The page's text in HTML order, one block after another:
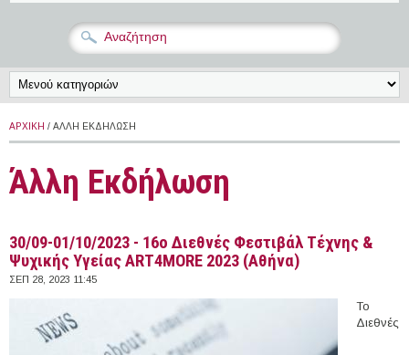
ΑΡΧΙΚΉ / ΆΛΛΗ ΕΚΔΉΛΩΣΗ
Άλλη Εκδήλωση
30/09-01/10/2023 - 16ο Διεθνές Φεστιβάλ Τέχνης &
Ψυχικής Υγείας ART4MORE 2023 (Αθήνα)
ΣΕΠ 28, 2023 11:45
Το
Διεθνές